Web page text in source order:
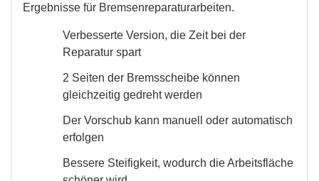
Ergebnisse für Bremsenreparaturarbeiten.
Verbesserte Version, die Zeit bei der
Reparatur spart
2 Seiten der Bremsscheibe können
gleichzeitig gedreht werden
Der Vorschub kann manuell oder automatisch
erfolgen
Bessere Steifigkeit, wodurch die Arbeitsfläche